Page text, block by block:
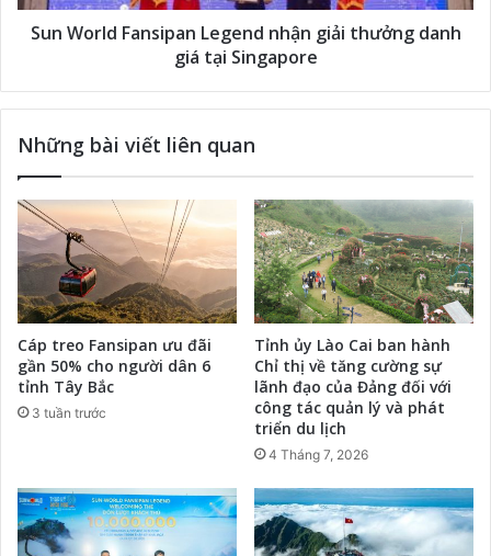
Sun World Fansipan Legend nhận giải thưởng danh
giá tại Singapore
Những bài viết liên quan
Cáp treo Fansipan ưu đãi
gần 50% cho người dân 6
tỉnh Tây Bắc
3 tuần trước
Tỉnh ủy Lào Cai ban hành
Chỉ thị về tăng cường sự
lãnh đạo của Đảng đối với
công tác quản lý và phát
triển du lịch
4 Tháng 7, 2026